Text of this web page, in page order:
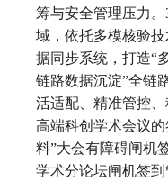
筹与安全管理压力
域，依托多模核验
据同步系统，打造“
链路数据沉淀”全链
活适配、精准管控
高端科创学术会议
料”大会有障碍闸机
学术分论坛闸机签